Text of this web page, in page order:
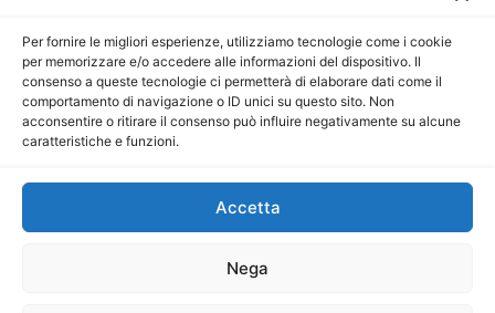
Per fornire le migliori esperienze, utilizziamo tecnologie come i cookie
per memorizzare e/o accedere alle informazioni del dispositivo. Il
consenso a queste tecnologie ci permetterà di elaborare dati come il
comportamento di navigazione o ID unici su questo sito. Non
acconsentire o ritirare il consenso può influire negativamente su alcune
caratteristiche e funzioni.
Accetta
Nega
Direttore Editoriale: Maurizio Scaglione
Direttore Responsabile: Maria Calabrese
P.IVA: 06334930820
Mercurio Comunicazione Società Cooperativa a r.l. è
iscritta al Registro degli Operatori di Comunicazione al